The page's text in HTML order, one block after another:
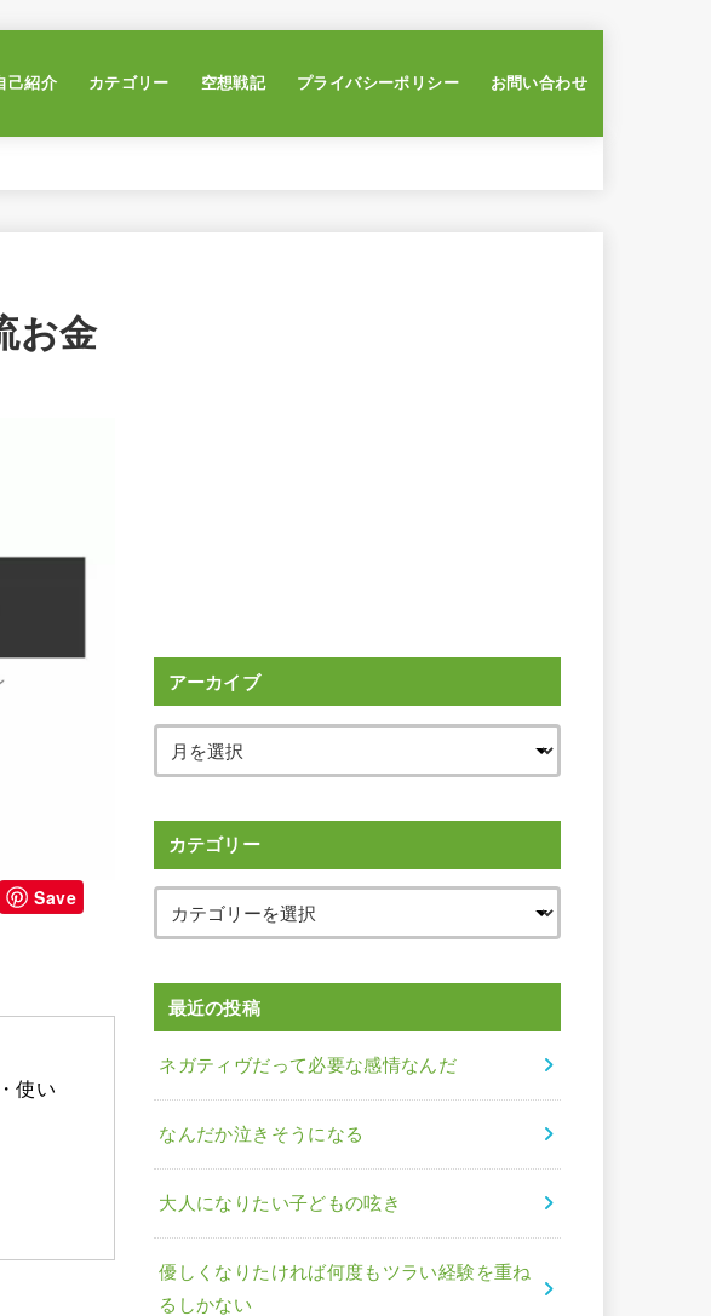
己紹介 カテゴリー 空想戦記 プライバシーポリシー お問い合わせ
お金
Save
使い
アーカイブ
カテゴリー
最近の投稿
ネガティヴだって必要な感情なんだ
なんだか泣きそうになる
大人になりたい子どもの呟き
優しくなりたければ何度もツラい経験を重ね
るしかない